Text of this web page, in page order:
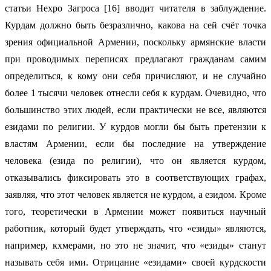
статьи Нехро Загроса [16] вводит читателя в заблуждение.
Курдам должно быть безразлично, какова на сей счёт точка
зрения официальной Армении, поскольку армянские власти
при проводимых переписях предлагают гражданам самим
определиться, к кому они себя причисляют, и не случайно
более 1 тысячи человек отнесли себя к курдам. Очевидно, что
большинство этих людей, если практически не все, являются
езидами по религии. У курдов могли бы быть претензии к
властям Армении, если бы последние на утверждение
человека (езида по религии), что он является курдом,
отказывались фиксировать это в соответствующих графах,
заявляя, что этот человек является не курдом, а езидом. Кроме
того, теоретически в Армении может появиться научный
работник, который будет утверждать, что «езиды» являются,
например, кхмерами, но это не значит, что «езиды» станут
называть себя ими. Отрицание «езидами» своей курдскости